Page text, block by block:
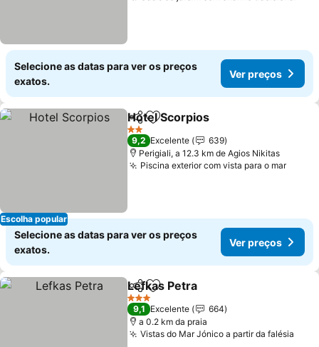
Selecione as datas para ver os preços
exatos.
Ver preços
Escolha popular
PartilharAdicionar aos favoritos
Hotel Scorpios
2 Estrelas
9,2 Excelente
639
Perigiali, a 12.3 km de Agios Nikitas
Piscina exterior com vista para o marVer
Selecione as datas para ver os preços
exatos.
Ver preços
PartilharAdicionar aos favoritos
Lefkas Petra
3 Estrelas
9,1 Excelente
664
a 0.2 km da praia
Vistas do Mar Jónico a partir da falésia